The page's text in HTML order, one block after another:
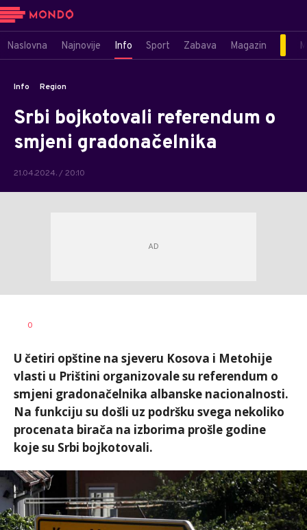
Naslovna Najnovije Info Sport Zabava Magazin
Info Region
Srbi bojkotovali referendum o
smjeni gradonačelnika
21.04.2024. / 20:10
AUTOR
0
U četiri opštine na sjeveru Kosova i Metohije
vlasti u Prištini organizovale su referendum o
smjeni gradonačelnika albanske nacionalnosti.
Na funkciju su došli uz podršku svega nekoliko
procenata birača na izborima prošle godine
koje su Srbi bojkotovali.